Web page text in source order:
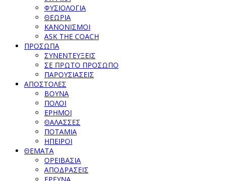
ΦΥΣΙΟΛΟΓΙΑ
ΘΕΩΡΙΑ
ΚΑΝΟΝΙΣΜΟΙ
ASK THE COACH
ΠΡΟΣΩΠΑ
ΣΥΝΕΝΤΕΥΞΕΙΣ
ΣΕ ΠΡΩΤΟ ΠΡΟΣΩΠΟ
ΠΑΡΟΥΣΙΑΣΕΙΣ
ΑΠΟΣΤΟΛΕΣ
ΒΟΥΝΑ
ΠΟΛΟΙ
ΕΡΗΜΟΙ
ΘΑΛΑΣΣΕΣ
ΠΟΤΑΜΙΑ
ΗΠΕΙΡΟΙ
ΘΕΜΑΤΑ
ΟΡΕΙΒΑΣΙΑ
ΑΠΟΔΡΑΣΕΙΣ